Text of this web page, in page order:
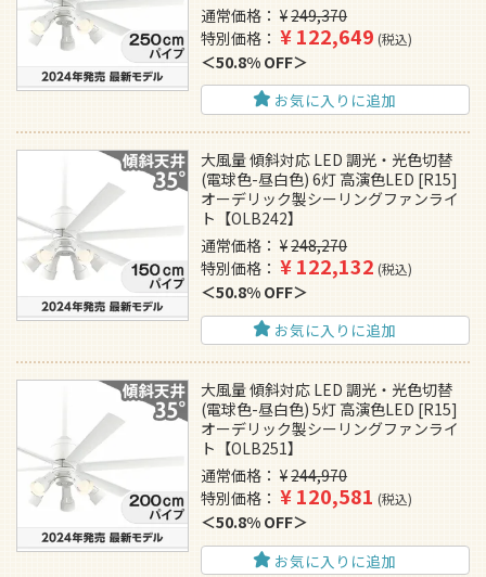
通常価格
¥249,370
特別価格
¥122,649 税込
50.8% OFF
お気に入りに追加
大風量 傾斜対応 LED 調光・光色切替
(電球色-昼白色) 6灯 高演色LED [R15]
オーデリック製シーリングファンライ
ト【OLB242】
通常価格
¥248,270
特別価格
¥122,132 税込
50.8% OFF
お気に入りに追加
大風量 傾斜対応 LED 調光・光色切替
(電球色-昼白色) 5灯 高演色LED [R15]
オーデリック製シーリングファンライ
ト【OLB251】
通常価格
¥244,970
特別価格
¥120,581 税込
50.8% OFF
お気に入りに追加